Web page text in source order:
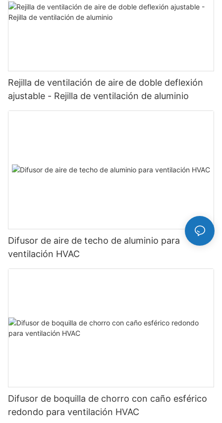
Rejilla de ventilación de aire de doble deflexión
ajustable - Rejilla de ventilación de aluminio
Difusor de aire de techo de aluminio para
ventilación HVAC
Difusor de boquilla de chorro con caño esférico
redondo para ventilación HVAC